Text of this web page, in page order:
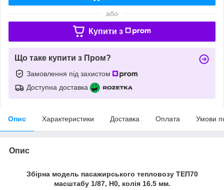
або
Купити з
Що таке купити з Пром?
Замовлення під захистом
Доступна доставка
Опис Характеристики Доставка Оплата Умови
Опис
Збірна модель пасажирського тепловозу ТЕП70
масштабу 1/87, H0, колія 16.5 мм.